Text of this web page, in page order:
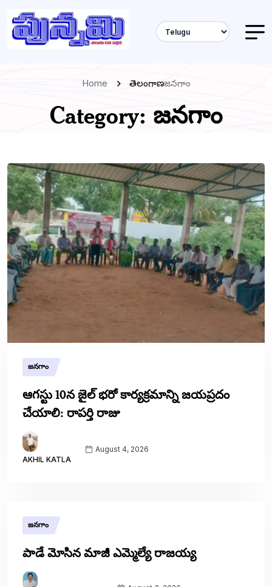
Home తెలంగాణజనగాం
Category: జనగాం
జనగాం
ఆగస్టు 10న జైల్ భరో కార్యక్రమాన్ని జయప్రదం
చేయాలి: రాపర్తి రాజు
AKHIL KATLA
August 4, 2026
జనగాం
పాడే మోసిన మాజీ ఎమ్మెల్యే రాజయ్య